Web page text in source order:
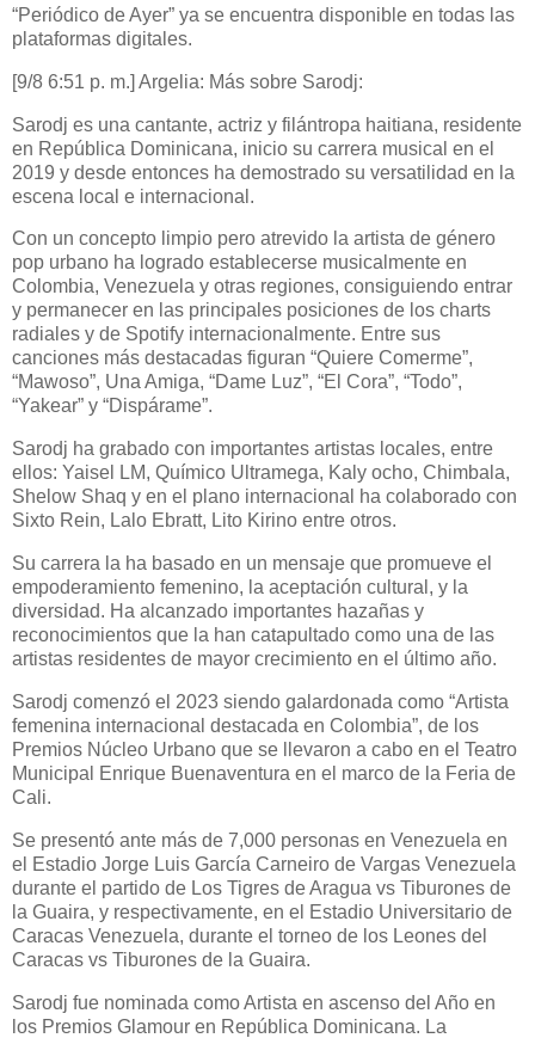
“Periódico de Ayer” ya se encuentra disponible en todas las
plataformas digitales.
[9/8 6:51 p. m.] Argelia: Más sobre Sarodj:
Sarodj es una cantante, actriz y filántropa haitiana, residente
en República Dominicana, inicio su carrera musical en el
2019 y desde entonces ha demostrado su versatilidad en la
escena local e internacional.
Con un concepto limpio pero atrevido la artista de género
pop urbano ha logrado establecerse musicalmente en
Colombia, Venezuela y otras regiones, consiguiendo entrar
y permanecer en las principales posiciones de los charts
radiales y de Spotify internacionalmente. Entre sus
canciones más destacadas figuran “Quiere Comerme”,
“Mawoso”, Una Amiga, “Dame Luz”, “El Cora”, “Todo”,
“Yakear” y “Dispárame”.
Sarodj ha grabado con importantes artistas locales, entre
ellos: Yaisel LM, Químico Ultramega, Kaly ocho, Chimbala,
Shelow Shaq y en el plano internacional ha colaborado con
Sixto Rein, Lalo Ebratt, Lito Kirino entre otros.
Su carrera la ha basado en un mensaje que promueve el
empoderamiento femenino, la aceptación cultural, y la
diversidad. Ha alcanzado importantes hazañas y
reconocimientos que la han catapultado como una de las
artistas residentes de mayor crecimiento en el último año.
Sarodj comenzó el 2023 siendo galardonada como “Artista
femenina internacional destacada en Colombia”, de los
Premios Núcleo Urbano que se llevaron a cabo en el Teatro
Municipal Enrique Buenaventura en el marco de la Feria de
Cali.
Se presentó ante más de 7,000 personas en Venezuela en
el Estadio Jorge Luis García Carneiro de Vargas Venezuela
durante el partido de Los Tigres de Aragua vs Tiburones de
la Guaira, y respectivamente, en el Estadio Universitario de
Caracas Venezuela, durante el torneo de los Leones del
Caracas vs Tiburones de la Guaira.
Sarodj fue nominada como Artista en ascenso del Año en
los Premios Glamour en República Dominicana. La